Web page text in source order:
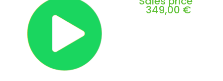
349,00 €